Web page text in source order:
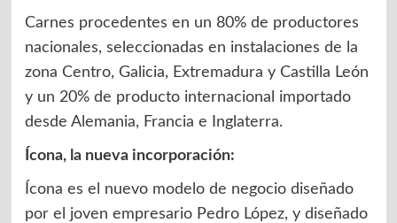
Carnes procedentes en un 80% de productores
nacionales, seleccionadas en instalaciones de la
zona Centro, Galicia, Extremadura y Castilla León
y un 20% de producto internacional importado
desde Alemania, Francia e Inglaterra.
Ícona, la nueva incorporación:
Ícona es el nuevo modelo de negocio diseñado
por el joven empresario Pedro López, y diseñado